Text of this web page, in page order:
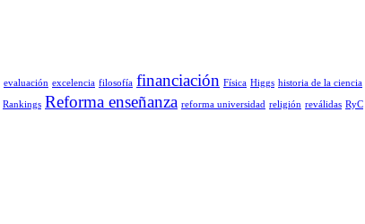
evaluación excelencia filosofía financiación Física Higgs historia de la ciencia
Rankings Reforma enseñanza reforma universidad religión reválidas RyC